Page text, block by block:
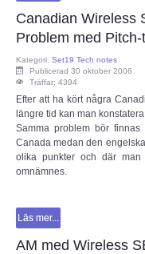
Canadian Wireless
Problem med
Kategori: Set19 Tech notes
Publicerad 30 oktober 2006
Träffar: 4394
Efter att ha kört några
längre tid kan man
Samma problem bör
Canada medan den
olika punkter och där
omnämnes.
Läs mer...
AM med Wireless